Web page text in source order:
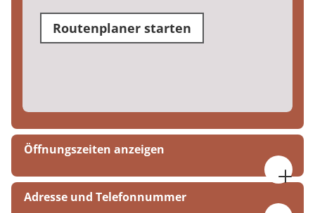
Routenplaner starten
Öffnungszeiten anzeigen
08:00 - 16:00 Uhr
Adresse und Telefonnummer